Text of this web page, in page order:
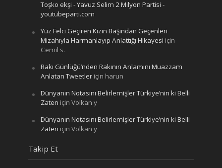
Toşko ekşi - Yavuz Selim 2 Milyon Partisi -
youtubeparti.com
Yüz Felci Geçiren Kızın Başından Geçenleri
Mizahıyla Harmanlayıp Anlattığı Hikayesi için
Cemil s.
Rakı Günlüğü’nden Rakının Anlamını Muazzam
Anlatan Tweetleriçin harun
Dünyanın Notasını Belirlemişler Türkiye’nin ki Belli
Zaten için Volkan y
Dünyanın Notasını Belirlemişler Türkiye’nin ki Belli
Zaten için Volkan y
Takip Et